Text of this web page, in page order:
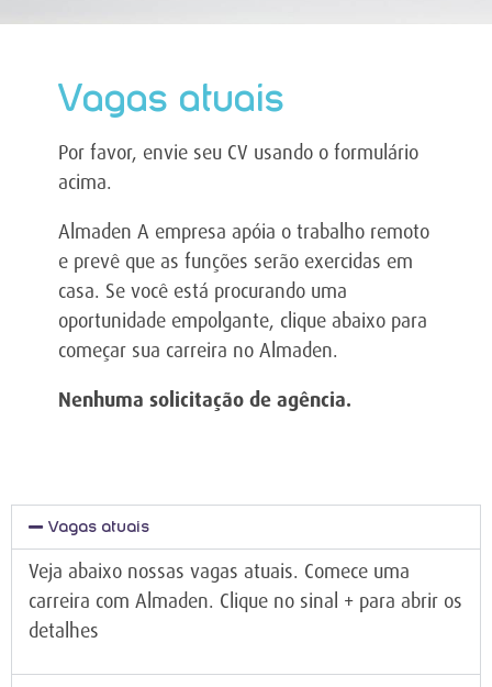
Vagas atuais
Por favor, envie seu CV usando o formulário
acima.
Almaden A empresa apóia o trabalho remoto
e prevê que as funções serão exercidas em
casa. Se você está procurando uma
oportunidade empolgante, clique abaixo para
começar sua carreira no Almaden.
Nenhuma solicitação de agência.
Vagas atuais
Veja abaixo nossas vagas atuais. Comece uma
carreira com Almaden. Clique no sinal + para abrir os
detalhes